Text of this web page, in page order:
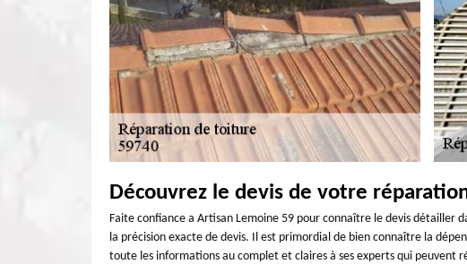
Découvrez le devis de votre
Faite confiance a Artisan Lemoine 59 pour connaître le devis détailler
la précision exacte de devis. Il est primordial de bien connaître la
toute les informations au complet et claires à ses experts qui peuvent